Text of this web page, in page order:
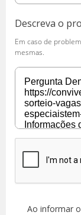
Descreva o
Em caso de
mesmas.
Ao informar